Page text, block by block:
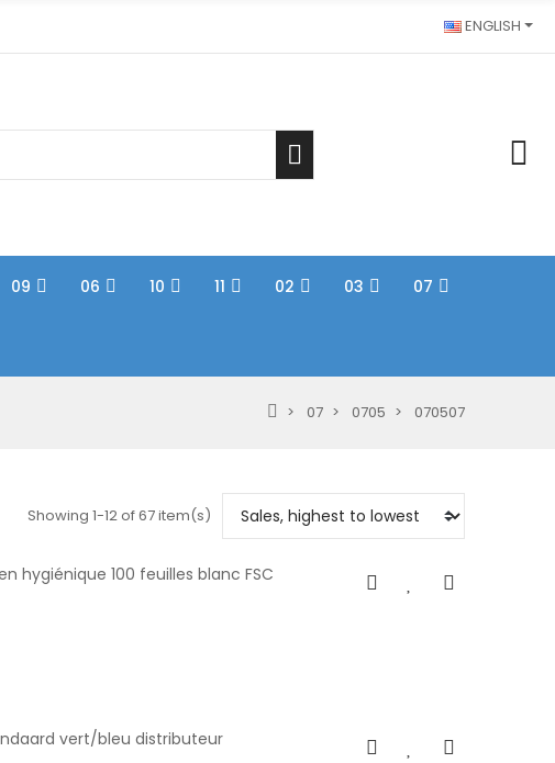
ENGLISH
09 06 10 11 02 03 07
07 0705 070507
Showing 1-12 of 67 item(s)
hygiénique 100 feuilles blanc FSC
vert/bleu distributeur